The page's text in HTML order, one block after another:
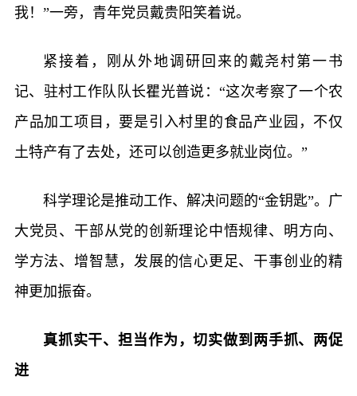
我！”一旁，青年党员戴贵阳笑着说。
紧接着，刚从外地调研回来的戴尧村第一书
记、驻村工作队队长瞿光普说：“这次考察了一个农
产品加工项目，要是引入村里的食品产业园，不仅
土特产有了去处，还可以创造更多就业岗位。”
科学理论是推动工作、解决问题的“金钥匙”。广
大党员、干部从党的创新理论中悟规律、明方向、
学方法、增智慧，发展的信心更足、干事创业的精
神更加振奋。
真抓实干、担当作为，切实做到两手抓、两促
进